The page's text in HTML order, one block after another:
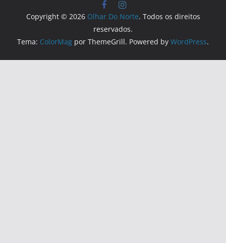
Copyright © 2026 Olhar Do Norte. Todos os direitos
reservados.
Tema: ColorMag por ThemeGrill. Powered by WordPress.